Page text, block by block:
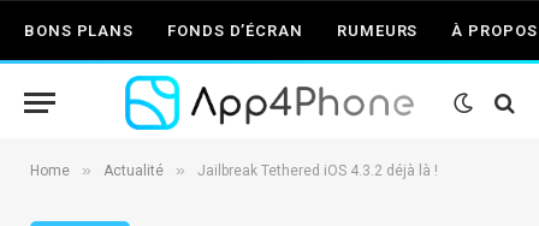
BONS PLANS FONDS D’ÉCRAN RUMEURS À PROPOS
Home » Actualité » Jailbreak Tethered iOS 4.3.2 déjà là !